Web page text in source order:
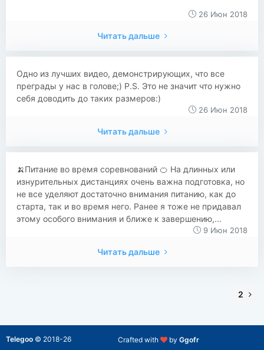
26 Июн 2018
Читать дальше
Одно из лучших видео, демонстрирующих, что все
преграды у нас в голове;) P.S. Это не значит что нужно
себя доводить до таких размеров:)
26 Июн 2018
Читать дальше
​​🍌Питание во время соревнований 🍊 На длинных или
изнурительных дистанциях очень важна подготовка, но
не все уделяют достаточно внимания питанию, как до
старта, так и во время него. Ранее я тоже не придавал
этому особого внимания и ближе к завершению,...
9 Июн 2018
Читать дальше
2
Crafted with by Ggofr
Telegoo © 2018-26